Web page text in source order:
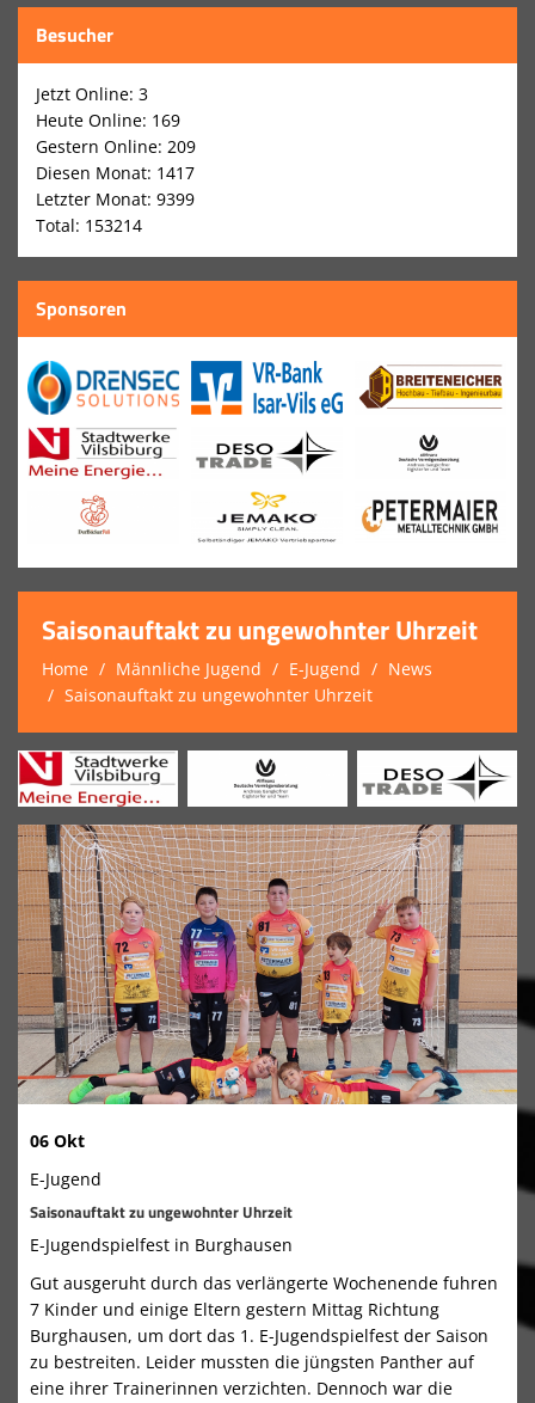
Download: Anträge & Formulare
Historische Tabellen
Besucher
Jetzt Online: 3
Heute Online: 169
Gestern Online: 209
Diesen Monat: 1417
Letzter Monat: 9399
Total: 153214
Sponsoren
Saisonauftakt zu ungewohnter Uhrzeit
Home Männliche Jugend E-Jugend
News
Saisonauftakt zu ungewohnter Uhrzeit
06 Okt
E-Jugend
Saisonauftakt zu ungewohnter Uhrzeit
E-Jugendspielfest in Burghausen
Gut ausgeruht durch das verlängerte Wochenende fuhren
7 Kinder und einige Eltern gestern Mittag Richtung
Burghausen, um dort das 1. E-Jugendspielfest der Saison
zu bestreiten. Leider mussten die jüngsten Panther auf
eine ihrer Trainerinnen verzichten. Dennoch war die